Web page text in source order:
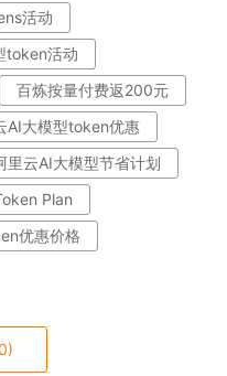
活动
token活动
百炼按量付费返200元
AI大模型token优惠
里云AI大模型节省计划
Plan
优惠价格